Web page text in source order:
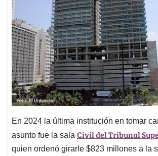
En 2024 la última institución en tomar
asunto fue la sala Civil del Tribunal
quien ordenó girarle $823 millones a la